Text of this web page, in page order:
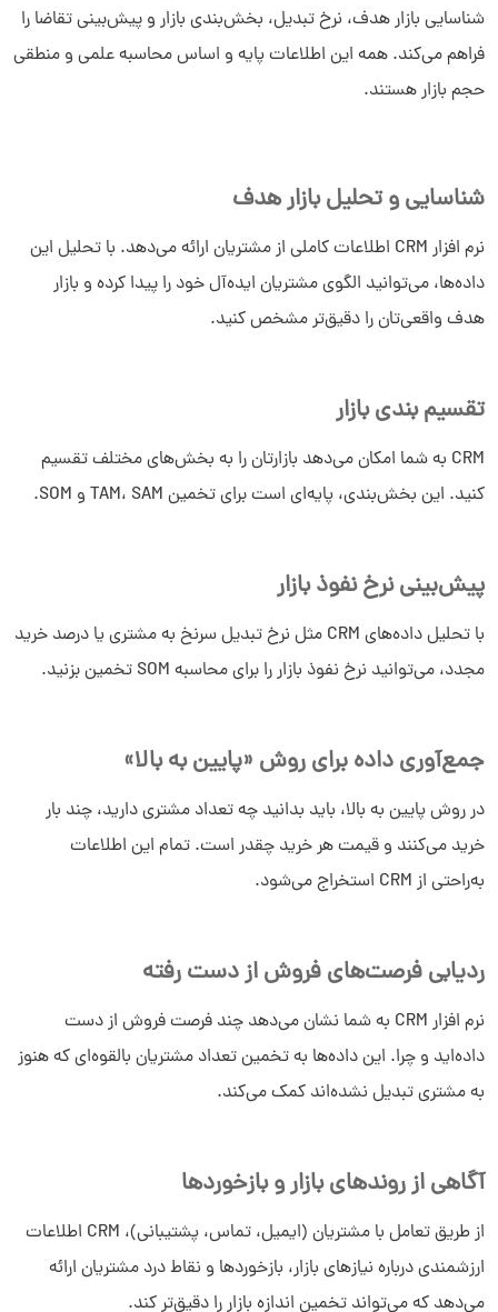
شناسایی بازار هدف، نرخ تبدیل، بخش‌بندی بازار و پیش‌بینی تقاضا را
فراهم می‌کند. همه این اطلاعات پایه و اساس محاسبه علمی و منطقی
حجم بازار هستند.
شناسایی و تحلیل بازار هدف
نرم افزار CRM اطلاعات کاملی از مشتریان ارائه می‌دهد. با تحلیل این
داده‌ها، می‌توانید الگوی مشتریان ایده‌آل خود را پیدا کرده و بازار
هدف واقعی‌تان را دقیق‌تر مشخص کنید.
تقسیم بندی بازار
CRM به شما امکان می‌دهد بازارتان را به بخش‌های مختلف تقسیم
کنید. این بخش‌بندی، پایه‌ای است برای تخمین TAM، SAM و SOM.
پیش‌بینی نرخ نفوذ بازار
با تحلیل داده‌های CRM مثل نرخ تبدیل سرنخ به مشتری یا درصد خرید
مجدد، می‌توانید نرخ نفوذ بازار را برای محاسبه SOM تخمین بزنید.
جمع‌آوری داده برای روش «پایین به بالا»
در روش پایین به بالا، باید بدانید چه تعداد مشتری دارید، چند بار
خرید می‌کنند و قیمت هر خرید چقدر است. تمام این اطلاعات
به‌راحتی از CRM استخراج می‌شود.
ردیابی فرصت‌های فروش از دست رفته
نرم افزار CRM به شما نشان می‌دهد چند فرصت فروش از دست
داده‌اید و چرا. این داده‌ها به تخمین تعداد مشتریان بالقوه‌ای که هنوز
به مشتری تبدیل نشده‌اند کمک می‌کند.
آگاهی از روندهای بازار و بازخوردها
از طریق تعامل با مشتریان (ایمیل، تماس، پشتیبانی)، CRM اطلاعات
ارزشمندی درباره نیازهای بازار، بازخوردها و نقاط درد مشتریان ارائه
می‌دهد که می‌تواند تخمین اندازه بازار را دقیق‌تر کند.